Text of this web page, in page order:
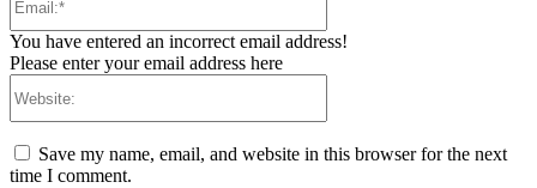
You have entered an incorrect email address!
Please enter your email address here
Save my name, email, and website in this browser for the next
time I comment.